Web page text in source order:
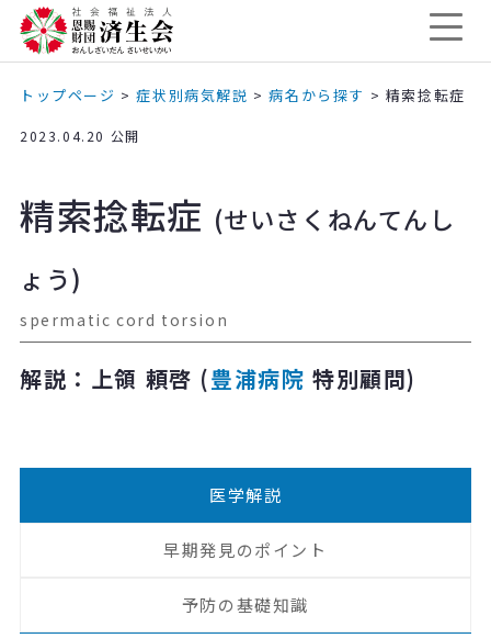
トップページ >症状別病気解説 >病名から探す > 精索捻転症
2023.04.20 公開
精索捻転症 (せいさくねんてんし
ょう)
spermatic cord torsion
解説：上領 頼啓 (豊浦病院 特別顧問)
医学解説
早期発見のポイント
予防の基礎知識